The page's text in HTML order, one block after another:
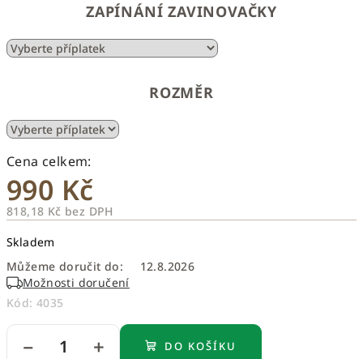
ZAPÍNÁNÍ ZAVINOVAČKY
ROZMĚR
990 Kč
818,18 Kč bez DPH
cena:
Skladem
Můžeme doručit do:
12.8.2026
Možnosti doručení
Kód: 4035
+
− DO KOŠÍKU